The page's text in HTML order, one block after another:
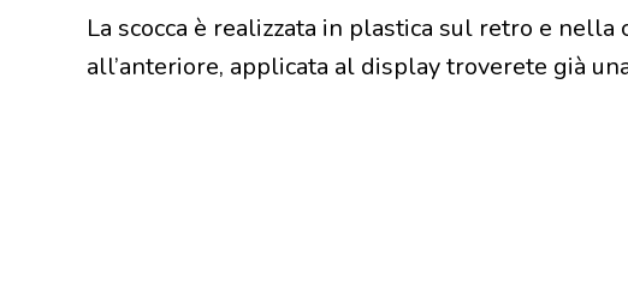
La scocca è realizzata in plastica sul retro e
all’anteriore, applicata al display troverete già